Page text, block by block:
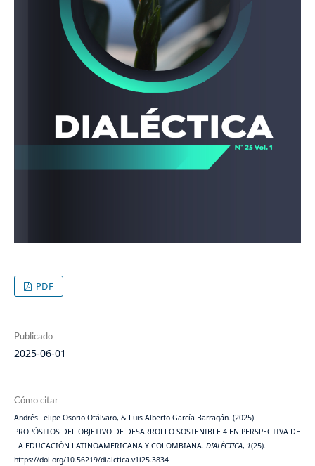
PDF
Publicado
2025-06-01
Cómo citar
Andrés Felipe Osorio Otálvaro, & Luis Alberto García Barragán. (2025).
PROPÓSITOS DEL OBJETIVO DE DESARROLLO SOSTENIBLE 4 EN PERSPECTIVA DE
LA EDUCACIÓN LATINOAMERICANA Y COLOMBIANA. DIALÉCTICA, 1(25).
https://doi.org/10.56219/dialctica.v1i25.3834